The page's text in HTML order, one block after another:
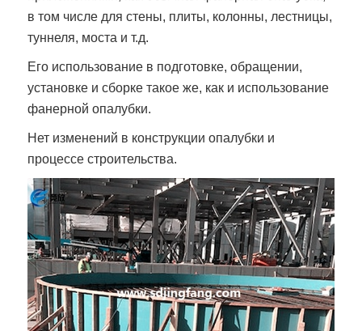
в том числе для стены, плиты, колонны, лестницы,
туннеля, моста и т.д.
Его использование в подготовке, обращении,
установке и сборке такое же, как и использование
фанерной опалубки.
Нет изменений в конструкции опалубки и
процессе строительства.